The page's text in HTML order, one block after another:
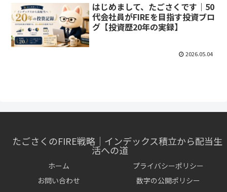
はじめまして、たごさくです｜50
代会社員がFIREを目指す投資ブロ
グ【投資歴20年の実録】
2026.05.04
たごさくのFIRE戦略｜インデックス積立から配当生
活への道
ホーム
プライバシーポリシー
お問い合わせ
数字の公開ポリシー